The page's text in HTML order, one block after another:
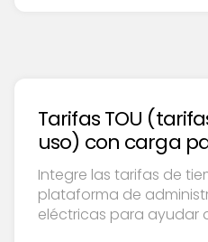
Tarifas TOU
uso) con carga
eléctricos
Integre las tarifas de
plataforma de
eléctricas para ayudar